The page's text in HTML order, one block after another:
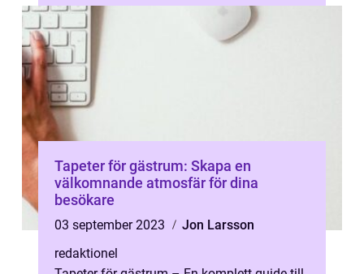
Tapeter för gästrum: Skapa en
välkomnande atmosfär för dina
besökare
03 september 2023
Jon Larsson
redaktionel